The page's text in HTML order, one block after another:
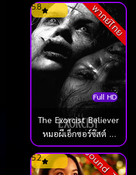
พากย์ไทย
Full HD
5.8
The Exorcist Believer
หมอผีเอ็กซอร์ซิสต์ ผู้
ศรัทธา (2023)
5.2